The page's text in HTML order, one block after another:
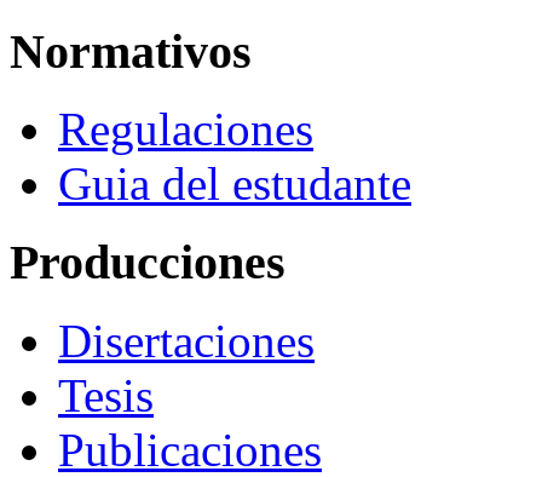
Normativos
Regulaciones
Guia del estudante
Producciones
Disertaciones
Tesis
Publicaciones